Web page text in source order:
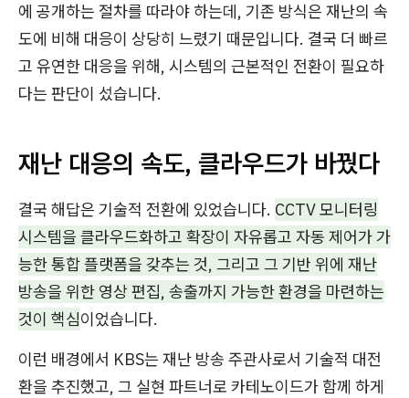
에 공개하는 절차를 따라야 하는데, 기존 방식은 재난의 속
도에 비해 대응이 상당히 느렸기 때문입니다. 결국 더 빠르
고 유연한 대응을 위해, 시스템의 근본적인 전환이 필요하
다는 판단이 섰습니다.
재난 대응의 속도, 클라우드가 바꿨다
결국 해답은 기술적 전환에 있었습니다. CCTV 모니터링
시스템을 클라우드화하고 확장이 자유롭고 자동 제어가 가
능한 통합 플랫폼을 갖추는 것, 그리고 그 기반 위에 재난
방송을 위한 영상 편집, 송출까지 가능한 환경을 마련하는
것이 핵심이었습니다.
이런 배경에서 KBS는 재난 방송 주관사로서 기술적 대전
환을 추진했고, 그 실현 파트너로 카테노이드가 함께 하게